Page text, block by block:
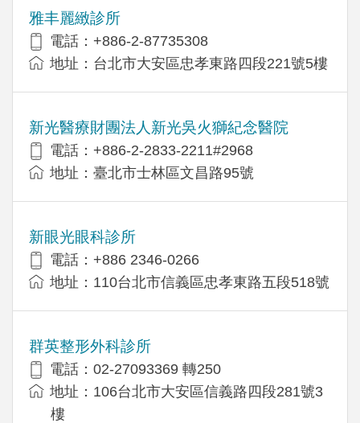
雅丰麗緻診所
電話：+886-2-87735308
地址：台北市大安區忠孝東路四段221號5樓
新光醫療財團法人新光吳火獅紀念醫院
電話：+886-2-2833-2211#2968
地址：臺北市士林區文昌路95號
新眼光眼科診所
電話：+886 2346-0266
地址：110台北市信義區忠孝東路五段518號
群英整形外科診所
電話：02-27093369 轉250
地址：106台北市大安區信義路四段281號3
樓